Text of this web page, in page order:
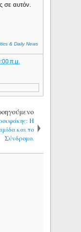
σε αυτόν.
& Daily News
π.μ.
Η
και το
Σύνδρομο.